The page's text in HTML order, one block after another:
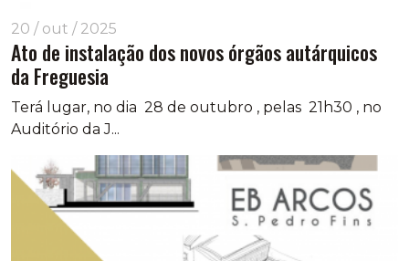
20 / out / 2025
Ato de instalação dos novos órgãos autárquicos
da Freguesia
Terá lugar, no dia 28 de outubro , pelas 21h30 , no
Auditório da J...